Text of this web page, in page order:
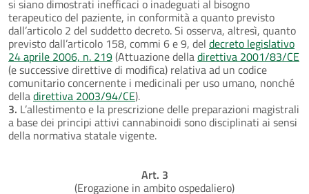
si siano dimostrati inefficaci o inadeguati al bisogno
terapeutico del paziente, in conformità a quanto previsto
dall’articolo 2 del suddetto decreto. Si osserva, altresì, quanto
previsto dall’articolo 158, commi 6 e 9, del decreto legislativo
24 aprile 2006, n. 219(Attuazione delladirettiva 2001/83/CE
(e successive direttive di modifica) relativa ad un codice
comunitario concernente i medicinali per uso umano, nonché
delladirettiva 2003/94/CE).
3. L’allestimento e la prescrizione delle preparazioni magistrali
a base dei principi attivi cannabinoidi sono disciplinati ai sensi
della normativa statale vigente.
Art. 3
(Erogazione in ambito ospedaliero)